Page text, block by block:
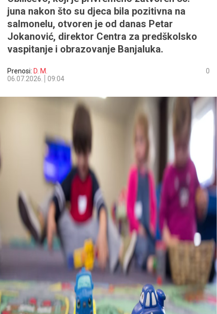
juna nakon što su djeca bila pozitivna na
salmonelu, otvoren je od danas Petar
Jokanović, direktor Centra za predškolsko
vaspitanje i obrazovanje Banjaluka.
Prenosi: D. M.
06.07.2026.
09:04
0